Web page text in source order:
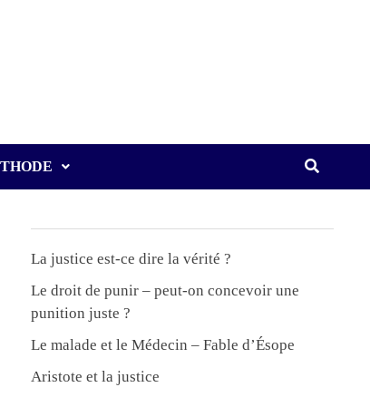
La justice est-ce dire la vérité ?
Le droit de punir – peut-on concevoir une
punition juste ?
Le malade et le Médecin – Fable d’Ésope
Aristote et la justice